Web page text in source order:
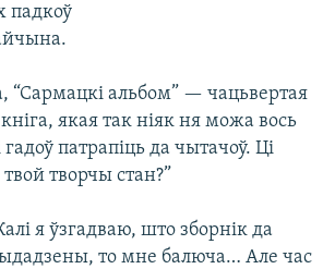
падкоў
“Сармацкі альбом” — чацьвертая
якая так ніяк ня можа вось
патрапіць да чытачоў. Ці
творчы стан?”
я ўзгадваю, што зборнік да
то мне балюча… Але час